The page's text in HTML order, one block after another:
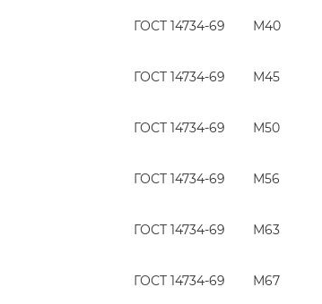
ГОСТ 14734-69 М40
ГОСТ 14734-69 М45
ГОСТ 14734-69 М50
ГОСТ 14734-69 М56
ГОСТ 14734-69 М63
ГОСТ 14734-69 М67